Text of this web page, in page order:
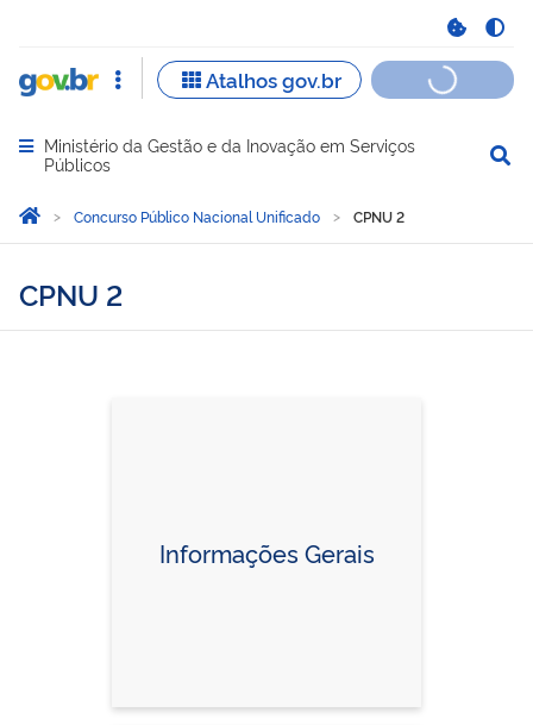
Abrir menu principal de navegação
Ministério da Gestão e da Inovação em Serviços
Públicos
Você está aqui:
Página Inicial
Concurso Público Nacional Unificado CPNU 2
CPNU 2
Informações Gerais